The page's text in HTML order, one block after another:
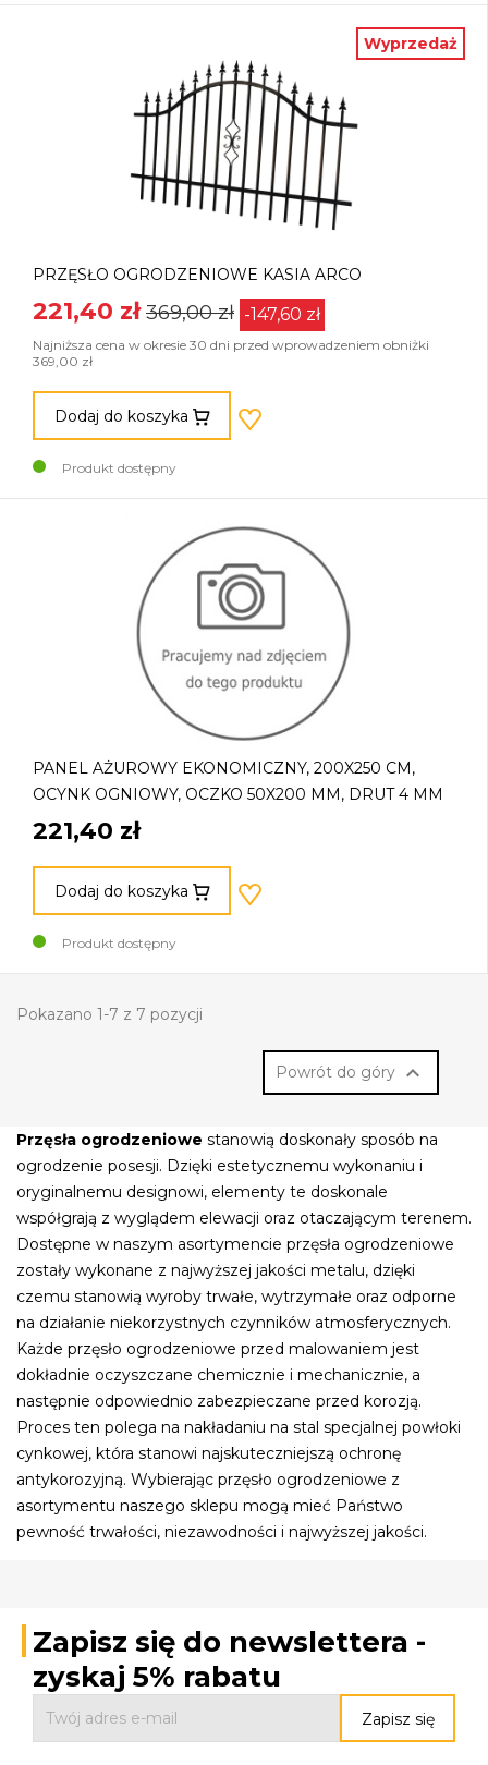
Wyprzedaż
PRZĘSŁO OGRODZENIOWE KASIA ARCO
221,40 zł 369,00 zł -147,60 zł
Najniższa cena w okresie 30 dni przed wprowadzeniem obniżki
369,00 zł
Dodaj do koszyka
Produkt dostępny
PANEL AŻUROWY EKONOMICZNY, 200X250 CM,
OCYNK OGNIOWY, OCZKO 50X200 MM, DRUT 4 MM
221,40 zł
Dodaj do koszyka
Produkt dostępny
Pokazano 1-7 z 7 pozycji
Powrót do góry 
Przęsła ogrodzeniowe stanowią doskonały sposób na
ogrodzenie posesji. Dzięki estetycznemu wykonaniu i
oryginalnemu designowi, elementy te doskonale
współgrają z wyglądem elewacji oraz otaczającym terenem.
Dostępne w naszym asortymencie przęsła ogrodzeniowe
zostały wykonane z najwyższej jakości metalu, dzięki
czemu stanowią wyroby trwałe, wytrzymałe oraz odporne
na działanie niekorzystnych czynników atmosferycznych.
Każde przęsło ogrodzeniowe przed malowaniem jest
dokładnie oczyszczane chemicznie i mechanicznie, a
następnie odpowiednio zabezpieczane przed korozją.
Proces ten polega na nakładaniu na stal specjalnej powłoki
cynkowej, która stanowi najskuteczniejszą ochronę
antykorozyjną. Wybierając przęsło ogrodzeniowe z
asortymentu naszego sklepu mogą mieć Państwo
pewność trwałości, niezawodności i najwyższej jakości.
Zapisz się do newslettera -
zyskaj 5% rabatu